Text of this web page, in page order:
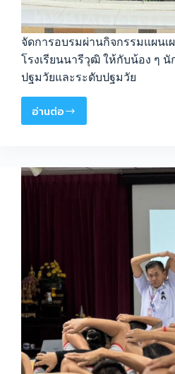
จัดการอบรมผ่านกิจกรรมแผนเ
โรงเรียนนารีวุฒิ ให้กับน้อง ๆ นั
ปฐมวัยและระดับปฐมวัย
อ่านต่อ